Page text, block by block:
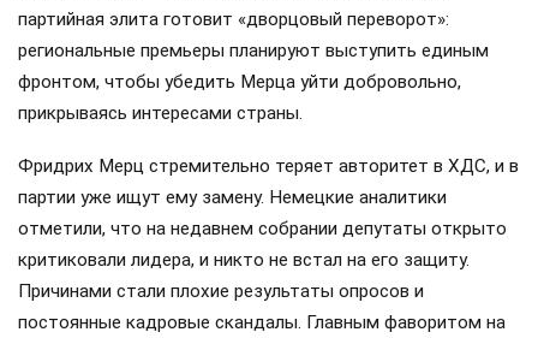
партийная элита готовит «дворцовый переворот»:
региональные премьеры планируют выступить единым
фронтом, чтобы убедить Мерца уйти добровольно,
прикрываясь интересами страны.
Фридрих Мерц стремительно теряет авторитет в ХДС, и в
партии уже ищут ему замену. Немецкие аналитики
отметили, что на недавнем собрании депутаты открыто
критиковали лидера, и никто не встал на его защиту.
Причинами стали плохие результаты опросов и
постоянные кадровые скандалы. Главным фаворитом на